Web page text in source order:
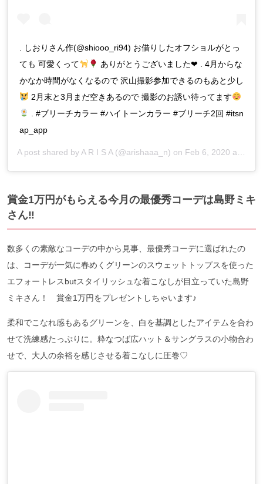
. しおりさん作(@shiooo_ri94) お借りしたオフショルがとっ
ても 可愛くって
ありがとうございました❤︎ . 4月からな
かなか時間がなくなるので 沢山撮影参加できるのもあと少し
2月末と3月まだ空きあるので 撮影のお誘い待ってます
. #ブリーチカラー #ハイトーンカラー #ブリーチ2回 #itsn
ap_app
A post shared by A R I S A(@arishaaa_n) on Feb 6, 2020 at 4:39am PST
賞金1万円がもらえる今月の最優秀コーデは島野ミキ
さん‼︎
数多くの素敵なコーデの中から見事、最優秀コーデに選ばれたの
は、コーデが一気に春めくグリーンのスウェットトップスを使った
エフォートレスbutスタイリッシュな着こなしが目立っていた島野
ミキさん！ 賞金1万円をプレゼントしちゃいます♪
柔和でこなれ感もあるグリーンを、白を基調としたアイテムを合わ
せて洗練感たっぷりに。粋なつば広ハット＆サングラスの小物合わ
せで、大人の余裕を感じさせる着こなしに圧巻♡